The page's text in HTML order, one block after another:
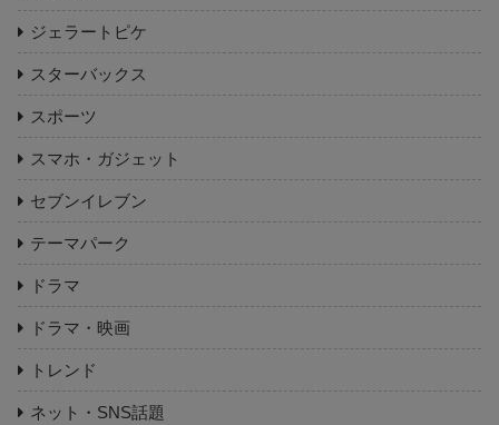
ジェラートピケ
スターバックス
スポーツ
スマホ・ガジェット
セブンイレブン
テーマパーク
ドラマ
ドラマ・映画
トレンド
ネット・SNS話題